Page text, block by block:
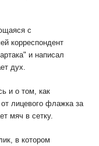
с
корреспондент
и написал
дух.
и о том, как
лицевого флажка за
мяч в сетку.
в котором